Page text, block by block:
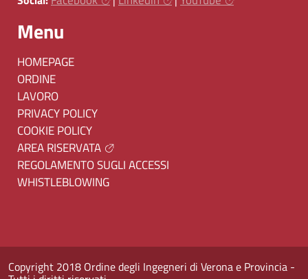
Menu
HOMEPAGE
ORDINE
LAVORO
PRIVACY POLICY
COOKIE POLICY
AREA RISERVATA
REGOLAMENTO SUGLI ACCESSI
WHISTLEBLOWING
Copyright 2018 Ordine degli Ingegneri di Verona e Provincia -